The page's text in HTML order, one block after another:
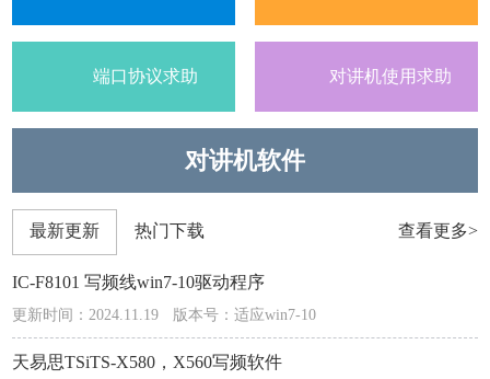
端口协议求助 对讲机使用求助
对讲机软件
最新更新 热门下载 查看更多>
IC-F8101 写频线win7-10驱动程序
更新时间：2024.11.19 版本号：适应win7-10
天易思TSiTS-X580，X560写频软件